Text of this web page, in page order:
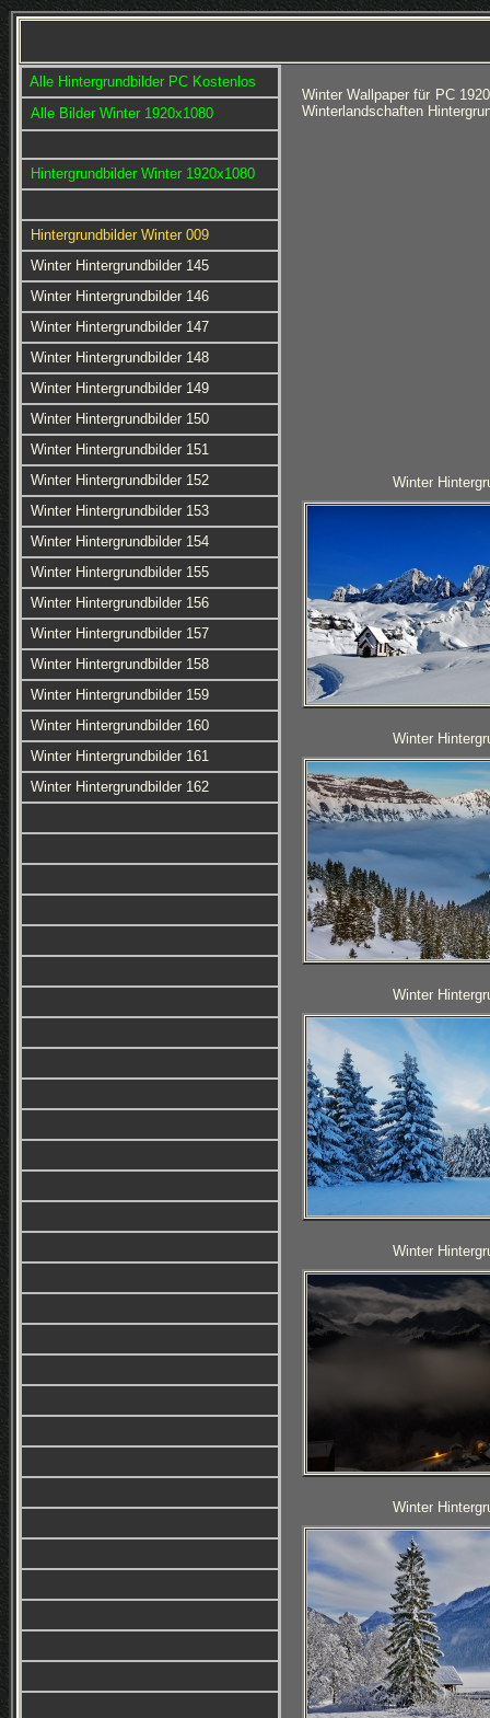
Alle Hintergrundbilder PC Kostenlos
Alle Bilder Winter 1920x1080
Hintergrundbilder Winter 1920x1080
Hintergrundbilder Winter 009
Winter Hintergrundbilder 145
Winter Hintergrundbilder 146
Winter Hintergrundbilder 147
Winter Hintergrundbilder 148
Winter Hintergrundbilder 149
Winter Hintergrundbilder 150
Winter Hintergrundbilder 151
Winter Hintergrundbilder 152
Winter Hintergrundbilder 153
Winter Hintergrundbilder 154
Winter Hintergrundbilder 155
Winter Hintergrundbilder 156
Winter Hintergrundbilder 157
Winter Hintergrundbilder 158
Winter Hintergrundbilder 159
Winter Hintergrundbilder 160
Winter Hintergrundbilder 161
Winter Hintergrundbilder 162
Winter Wallpaper für PC
Winterlandschaften
Winter
Winter
Winter
Winter
Winter